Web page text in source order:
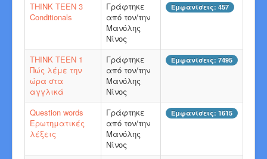
THINK TEEN 3
Conditionals
Γράφτηκε
από τον/την
Μανόλης
Νίνος
Εμφανίσεις: 457
THINK TEEN 1
Πώς λέμε την
ώρα στα
αγγλικά
Γράφτηκε
από τον/την
Μανόλης
Νίνος
Εμφανίσεις: 7495
Question words
Ερωτηματικές
λέξεις
Γράφτηκε
από τον/την
Μανόλης
Νίνος
Εμφανίσεις: 1615